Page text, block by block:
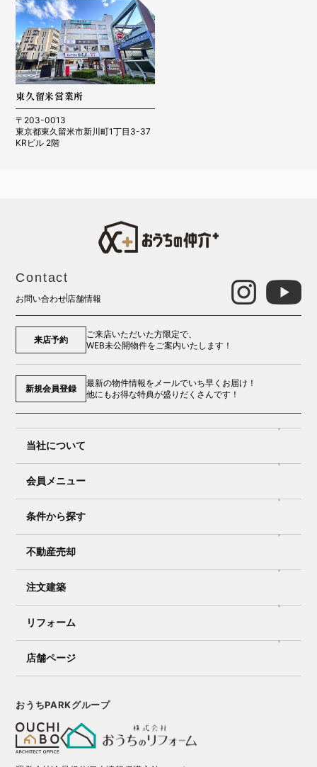
東久留米営業所
〒203-0013
東京都東久留米市新川町1丁目3-37
KRビル 2階
Contact
お問い合わせ店舗情報
来店予約
ご来店いただいた方限定で、
WEB未公開物件をご案内いたします！
新規会員登録
最新の物件情報をメールでいち早くお届け！
他にもお得な特典が盛りだくさんです！
当社について
会員メニュー
条件から探す
不動産売却
注文建築
リフォーム
店舗ページ
おうちPARKグループ